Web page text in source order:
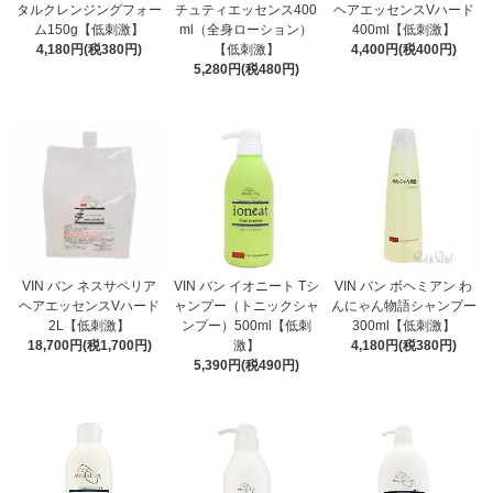
タルクレンジングフォー
ム150g【低刺激】
4,180円(税380円)
チュティエッセンス400
ml（全身ローション）
【低刺激】
5,280円(税480円)
ヘアエッセンスVハード
400ml【低刺激】
4,400円(税400円)
VIN バン ネスサペリア
ヘアエッセンスVハード
2L【低刺激】
18,700円(税1,700円)
VIN バン イオニート Tシ
ャンプー（トニックシャ
ンプー）500ml【低刺
激】
5,390円(税490円)
VIN バン ボヘミアン わ
んにゃん物語シャンプー
300ml【低刺激】
4,180円(税380円)